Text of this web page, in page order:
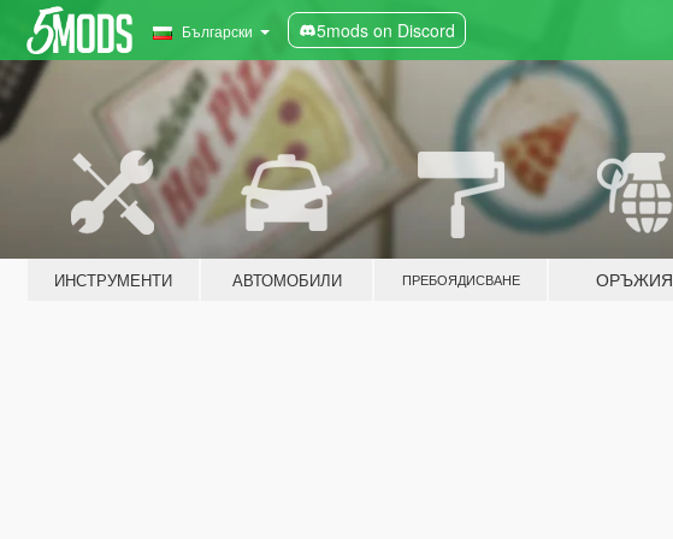
Български 5mods on Discord
ИНСТРУМЕНТИ АВТОМОБИЛИ ПРЕБОЯДИСВАНЕ ОРЪЖИЯ